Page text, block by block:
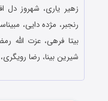
زهیر یاری، شهروز دل
رنجبر، مژده دایی،
بیتا فرهی، عزت الله
شیرین بینا، رضا